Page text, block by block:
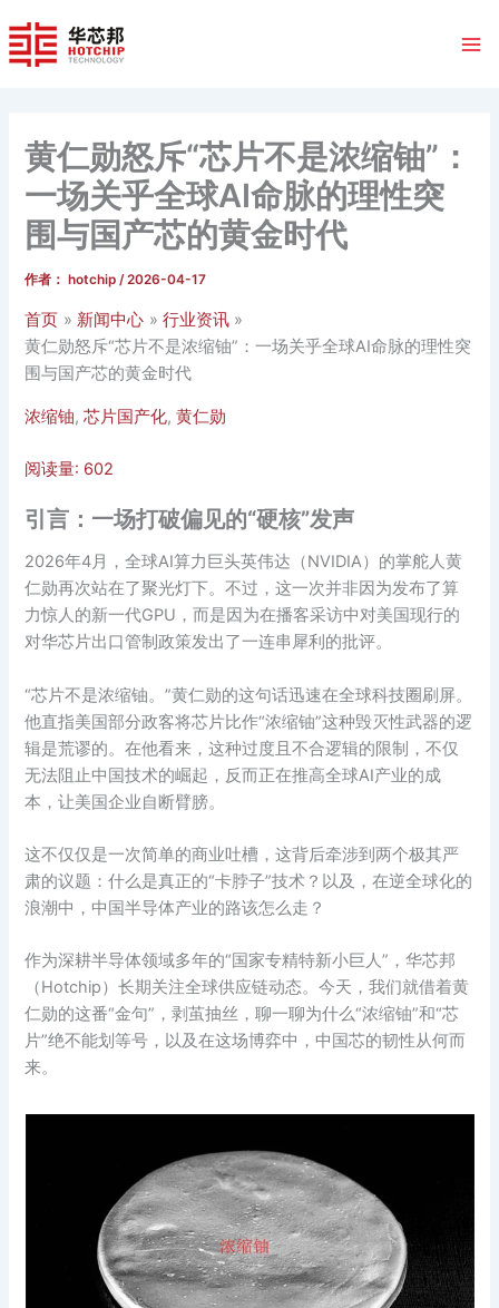
至
内
黄仁勋怒斥“芯片不是浓缩铀”：
一场关乎全球AI命脉的理性突
围与国产芯的黄金时代
作者： hotchip/2026-04-17
首页 新闻中心
行业资讯
黄仁勋怒斥“芯片不是浓缩铀”：一场关乎全球AI命脉的理性突
围与国产芯的黄金时代
浓缩铀,芯片国产化,黄仁勋
阅读量: 602
引言：一场打破偏见的“硬核”发声
2026年4月，全球AI算力巨头英伟达（NVIDIA）的掌舵人黄
仁勋再次站在了聚光灯下。不过，这一次并非因为发布了算
力惊人的新一代GPU，而是因为在播客采访中对美国现行的
对华芯片出口管制政策发出了一连串犀利的批评。
“芯片不是浓缩铀。”黄仁勋的这句话迅速在全球科技圈刷屏。
他直指美国部分政客将芯片比作“浓缩铀”这种毁灭性武器的逻
辑是荒谬的。在他看来，这种过度且不合逻辑的限制，不仅
无法阻止中国技术的崛起，反而正在推高全球AI产业的成
本，让美国企业自断臂膀。
这不仅仅是一次简单的商业吐槽，这背后牵涉到两个极其严
肃的议题：什么是真正的“卡脖子”技术？以及，在逆全球化的
浪潮中，中国半导体产业的路该怎么走？
作为深耕半导体领域多年的“国家专精特新小巨人”，华芯邦
（Hotchip）长期关注全球供应链动态。今天，我们就借着黄
仁勋的这番“金句”，剥茧抽丝，聊一聊为什么“浓缩铀”和“芯
片”绝不能划等号，以及在这场博弈中，中国芯的韧性从何而
来。